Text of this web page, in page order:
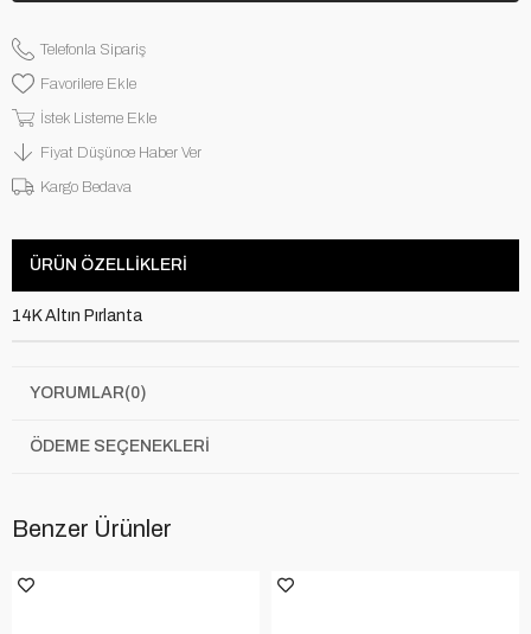
Telefonla Sipariş
Favorilere Ekle
İstek Listeme Ekle
Fiyat Düşünce Haber Ver
Kargo Bedava
ÜRÜN ÖZELLIKLERI
14K Altın Pırlanta
YORUMLAR(0)
ÖDEME SEÇENEKLERI
Benzer Ürünler